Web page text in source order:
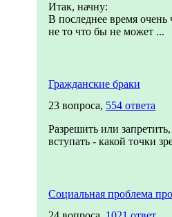
Итак, начну:
В последнее время очень
не то что бы не может ...
Гражданские браки
23 вопроса, 554 ответа
Разрешить или
вступать - какой точки
Социальная проблема